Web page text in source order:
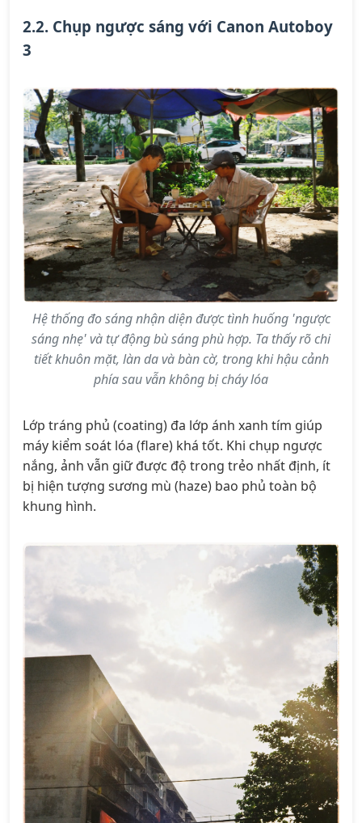
2.2. Chụp ngược sáng với Canon Autoboy
3
Hệ thống đo sáng nhận diện được tình huống 'ngược
sáng nhẹ' và tự động bù sáng phù hợp. Ta thấy rõ chi
tiết khuôn mặt, làn da và bàn cờ, trong khi hậu cảnh
phía sau vẫn không bị cháy lóa
Lớp tráng phủ (coating) đa lớp ánh xanh tím giúp
máy kiểm soát lóa (flare) khá tốt. Khi chụp ngược
nắng, ảnh vẫn giữ được độ trong trẻo nhất định, ít
bị hiện tượng sương mù (haze) bao phủ toàn bộ
khung hình.